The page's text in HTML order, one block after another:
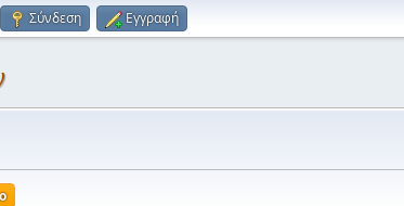
Σύνδεση Εγγραφή